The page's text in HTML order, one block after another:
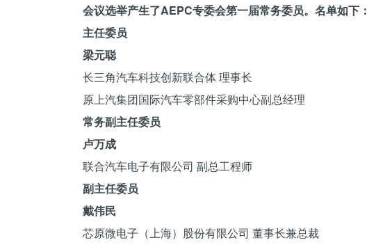
会议选举产生了AEPC专委会第一届常务委员。名单如下：
主任委员
梁元聪
长三角汽车科技创新联合体 理事长
原上汽集团国际汽车零部件采购中心副总经理
常务副主任委员
卢万成
联合汽车电子有限公司 副总工程师
副主任委员
戴伟民
芯原微电子（上海）股份有限公司 董事长兼总裁